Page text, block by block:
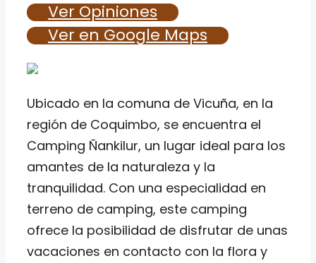
Ver Opiniones
Ver en Google Maps
Ubicado en la comuna de Vicuña, en la
región de Coquimbo, se encuentra el
Camping Ñankilur, un lugar ideal para los
amantes de la naturaleza y la
tranquilidad. Con una especialidad en
terreno de camping, este camping
ofrece la posibilidad de disfrutar de unas
vacaciones en contacto con la flora y